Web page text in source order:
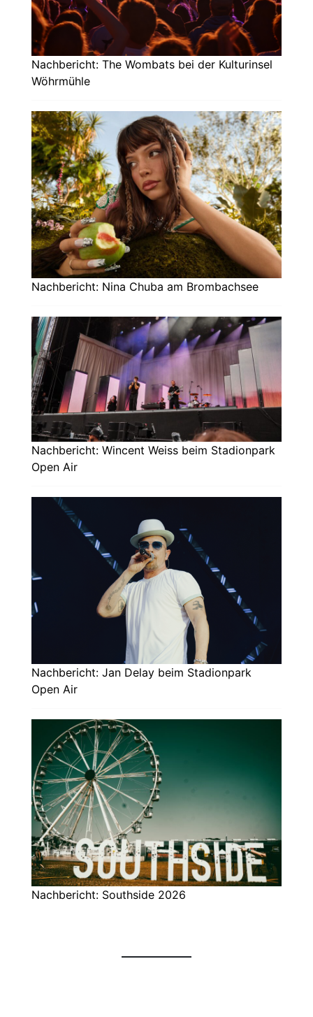
Nachbericht: The Wombats bei der Kulturinsel
Wöhrmühle
Nachbericht: Nina Chuba am Brombachsee
Nachbericht: Wincent Weiss beim Stadionpark
Open Air
Nachbericht: Jan Delay beim Stadionpark
Open Air
Nachbericht: Southside 2026